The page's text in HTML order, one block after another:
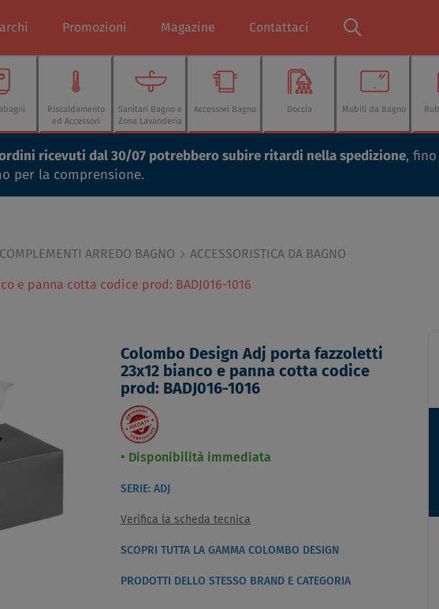
Promozioni Magazine Contattaci
Riscaldamento
ed Accessori
Sanitari Bagno e
Zona Lavanderia
Accessori Bagno Doccia Mobili da Bagno
ricevuti dal 30/07 potrebbero subire ritardi nella spedizione,
per la comprensione.
COMPLEMENTI ARREDO BAGNO
ACCESSORISTICA DA BAGNO
e panna cotta codice prod: BADJ016-1016
Colombo Design Adj porta fazzoletti
23x12 bianco e panna cotta codice
prod: BADJ016-1016
Disponibilità immediata
SERIE: ADJ
Verifica la scheda tecnica
SCOPRI TUTTA LA GAMMA COLOMBO DESIGN
PRODOTTI DELLO STESSO BRAND E CATEGORIA